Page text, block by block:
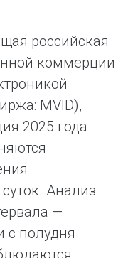
российская
коммерции
MVID),
2025 года
Анализ
—
с полудня